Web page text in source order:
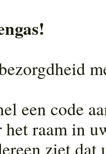
een code
het raam in
ziet